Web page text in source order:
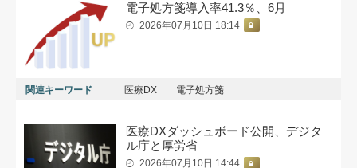
電子処方箋導入率41.3％、6月
2026年07月10日 18:14
関連キーワード 医療DX 電子処方箋
医療DXダッシュボード公開、デジタ
ル庁と厚労省
2026年07月10日 14:44